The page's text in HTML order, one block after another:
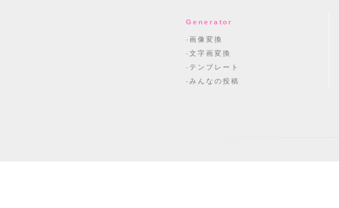
Generator
画像変換
文字画変換
テンプレート
みんなの投稿